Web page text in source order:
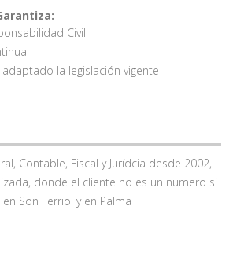
Civil
adaptado la legislación vigente
Contable, Fiscal y Jurídcia desde 2002,
donde el cliente no es un numero si
Son Ferriol y en Palma